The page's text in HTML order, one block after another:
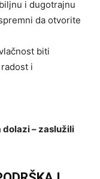
i dugotrajnu
da otvorite
biti
i
– zaslužili